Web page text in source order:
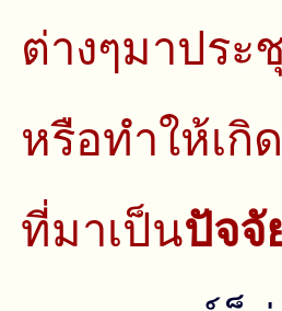
ต่างๆมาประ
หรือทําให้เกิ
ที่มาเป็นปัจจั